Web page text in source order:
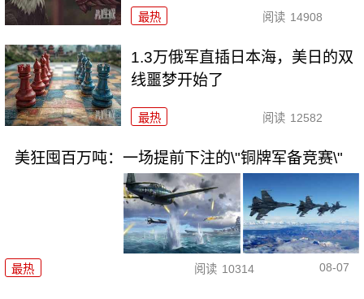
最热 阅读 14908
1.3万俄军直插日本海，美日的双
线噩梦开始了
最热 阅读 12582
美狂囤百万吨：一场提前下注的\"铜牌军备竞赛\"
最热 阅读 10314 08-07